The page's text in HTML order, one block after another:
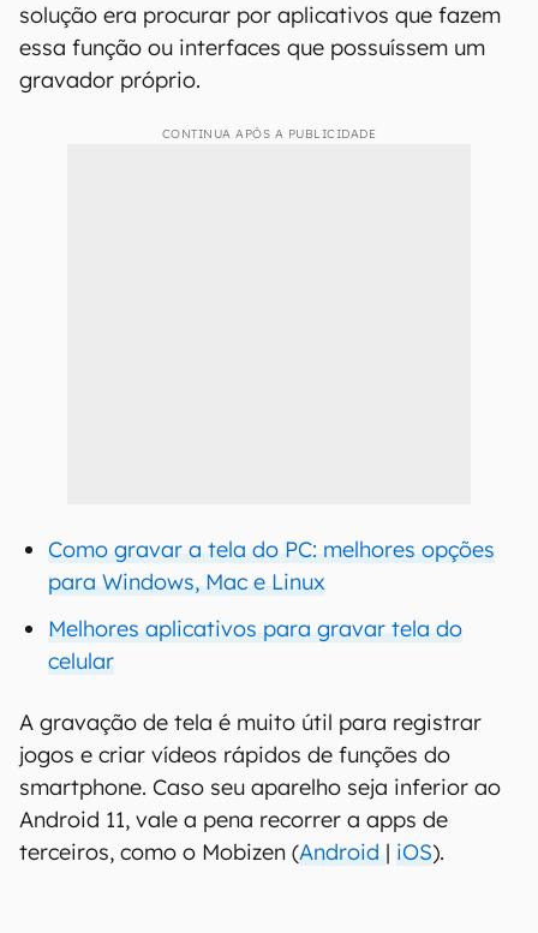
solução era procurar por aplicativos que fazem
essa função ou interfaces que possuíssem um
gravador próprio.
CONTINUA APÓS A PUBLICIDADE
Como gravar a tela do PC: melhores opções
para Windows, Mac e Linux
Melhores aplicativos para gravar tela do
celular
A gravação de tela é muito útil para registrar
jogos e criar vídeos rápidos de funções do
smartphone. Caso seu aparelho seja inferior ao
Android 11, vale a pena recorrer a apps de
terceiros, como o Mobizen (Android | iOS).